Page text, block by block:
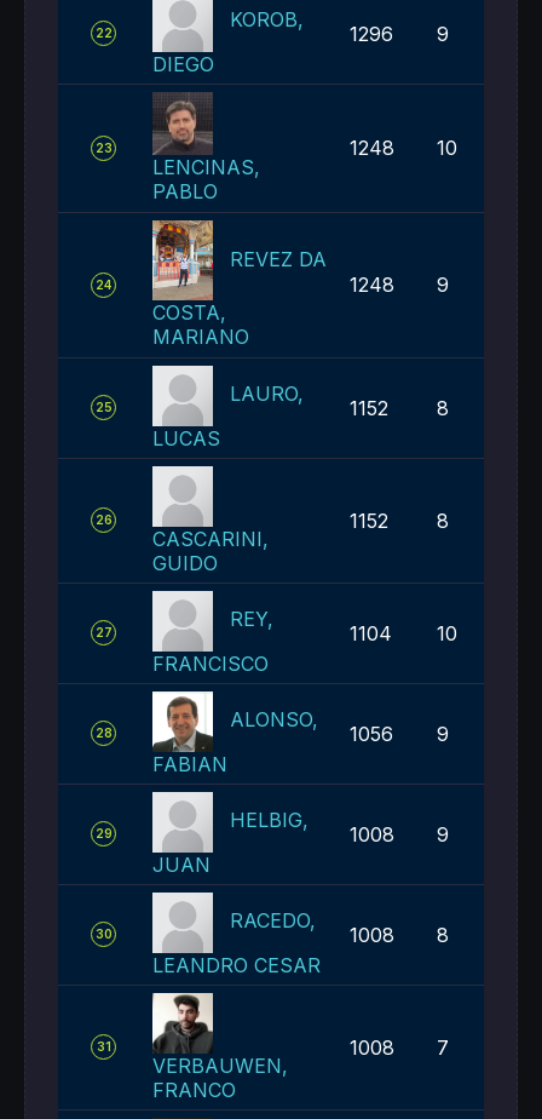
22
KOROB,
DIEGO
1296 9
23
LENCINAS,
PABLO
1248 10
24
REVEZ DA
COSTA,
MARIANO
1248 9
25
LAURO,
LUCAS
1152 8
26
CASCARINI,
GUIDO
1152 8
27
REY,
FRANCISCO
1104 10
28
ALONSO,
FABIAN
1056 9
29
HELBIG,
JUAN
1008 9
30
RACEDO,
LEANDRO CESAR
1008 8
31
VERBAUWEN,
FRANCO
1008 7